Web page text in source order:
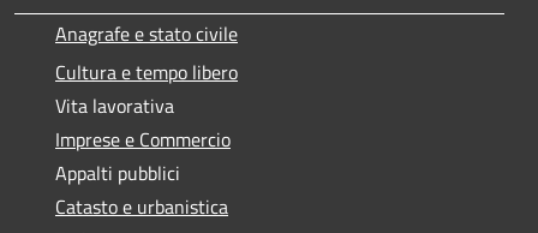
Anagrafe e stato civile
Cultura e tempo libero
Vita lavorativa
Imprese e Commercio
Appalti pubblici
Catasto e urbanistica